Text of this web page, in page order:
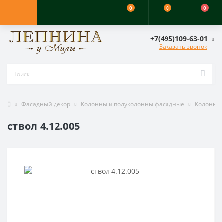
0 0 0
+7(495)109-63-01
Заказать звонок
Фасадный декор Колонны и полуколонны фасадные
ствол 4.12.005